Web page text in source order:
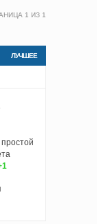
1 ИЗ 1
ЛУЧШЕЕ